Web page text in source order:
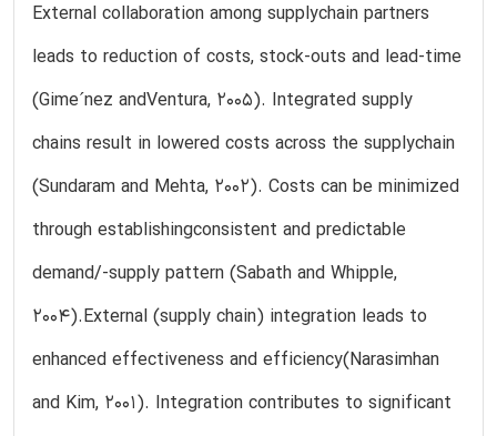
External collaboration among supplychain partners
leads to reduction of costs, stock-outs and lead-time
(Gime´nez andVentura, 2005). Integrated supply
chains result in lowered costs across the supplychain
(Sundaram and Mehta, 2002). Costs can be minimized
through establishingconsistent and predictable
demand/-supply pattern (Sabath and Whipple,
2004).External (supply chain) integration leads to
enhanced effectiveness and efficiency(Narasimhan
and Kim, 2001). Integration contributes to significant